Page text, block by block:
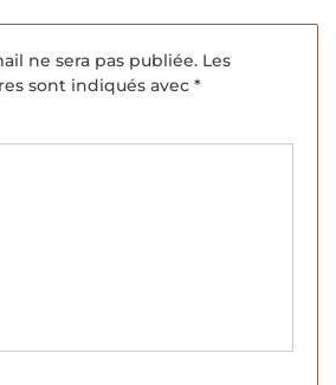
ne sera pas publiée. Les
sont indiqués avec *